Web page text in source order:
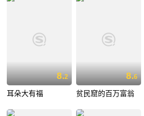
8.2
耳朵大有福
8.6
贫民窟的百万富翁